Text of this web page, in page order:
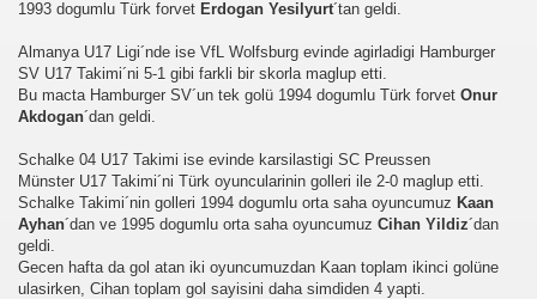
1993 dogumlu Türk forvet Erdogan Yesilyurt´tan geldi.
Almanya U17 Ligi´nde ise VfL Wolfsburg evinde agirladigi Hamburger
SV U17 Takimi´ni 5-1 gibi farkli bir skorla maglup etti.
Bu macta Hamburger SV´un tek golü 1994 dogumlu Türk forvet Onur
Akdogan´dan geldi.
Schalke 04 U17 Takimi ise evinde karsilastigi SC Preussen
Münster U17 Takimi´ni Türk oyuncularinin golleri ile 2-0 maglup etti.
Schalke Takimi´nin golleri 1994 dogumlu orta saha oyuncumuz Kaan
Ayhan´dan ve 1995 dogumlu orta saha oyuncumuz Cihan Yildiz´dan
geldi.
Gecen hafta da gol atan iki oyuncumuzdan Kaan toplam ikinci golüne
ulasirken, Cihan toplam gol sayisini daha simdiden 4 yapti.
arası Gol Krallığı
arası Gol Krallığı
arası Gol Krallığı
arası Gol Krallığı